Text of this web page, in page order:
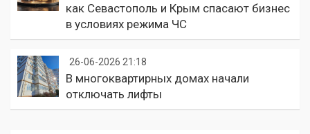
как Севастополь и Крым спасают бизнес
в условиях режима ЧС
26-06-2026 21:18
В многоквартирных домах начали
отключать лифты